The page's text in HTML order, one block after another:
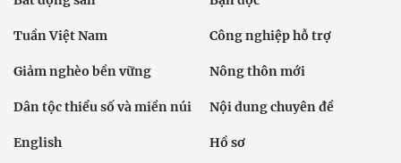
Tuần Việt Nam Công nghiệp hỗ trợ
Giảm nghèo bền vững Nông thôn mới
Dân tộc thiểu số và miền núi Nội dung chuyên đề
English Hồ sơ